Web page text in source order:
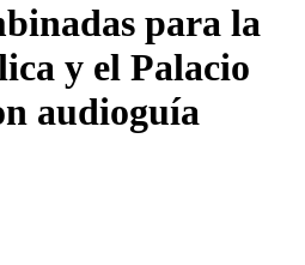
para la
y el Palacio
audioguía